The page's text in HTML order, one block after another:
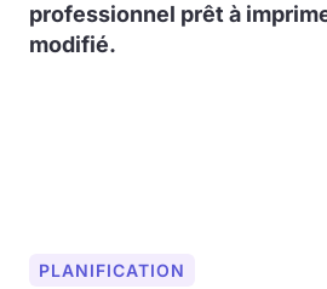
professionnel prêt à
modifié.
PLANIFICATION